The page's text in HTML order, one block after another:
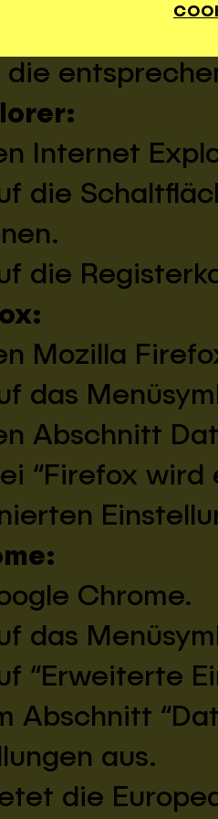
nicht
die
Internet
die
die
Mozilla
das
Abschnitt
“Firefox
Chrome.
das
“Erweiterte
Abschnitt
aus.
die